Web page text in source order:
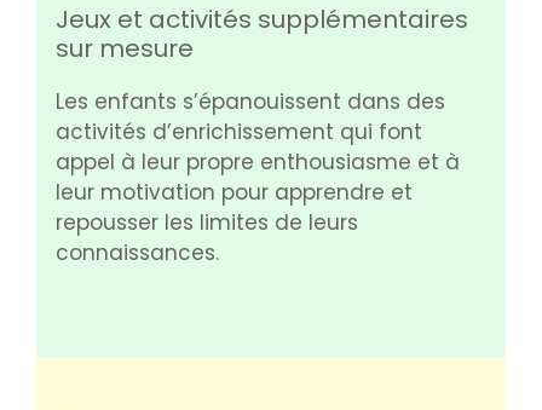
Jeux et activités supplémentaires
sur mesure
Les enfants s’épanouissent dans des
activités d’enrichissement qui font
appel à leur propre enthousiasme et à
leur motivation pour apprendre et
repousser les limites de leurs
connaissances.